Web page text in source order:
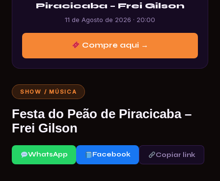
Piracicaba – Frei Gilson
11 de Agosto de 2026 · 20:00
Compre aqui →
SHOW / MÚSICA
Festa do Peão de Piracicaba –
Frei Gilson
WhatsApp Facebook Copiar link